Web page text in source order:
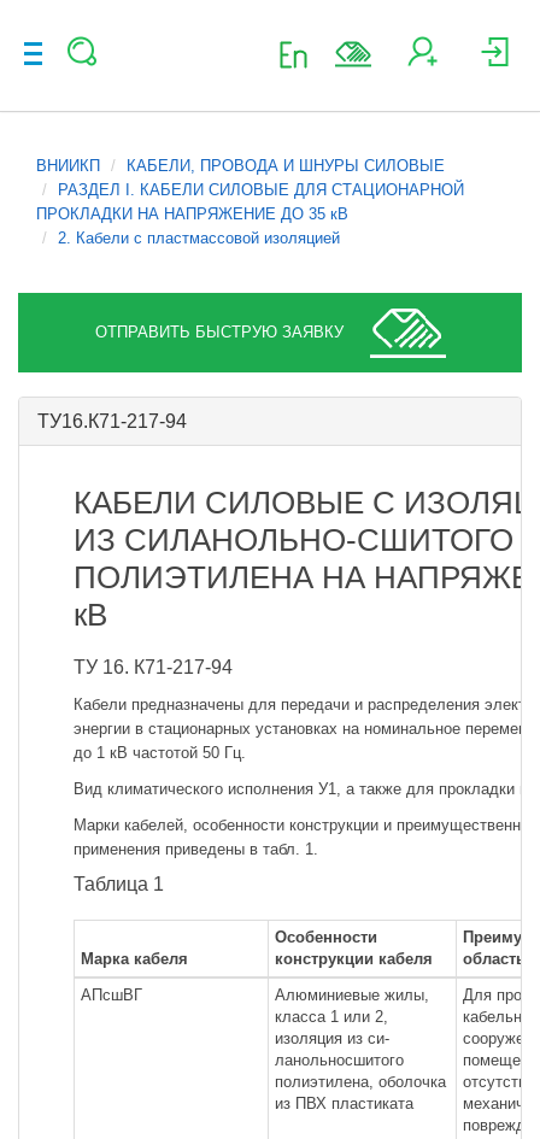
ВНИИКП
КАБЕЛИ, ПРОВОДА И ШНУРЫ СИЛОВЫЕ
РАЗДЕЛ I. КАБЕЛИ СИЛОВЫЕ ДЛЯ СТАЦИОНАРНОЙ
ПРОКЛАДКИ НА НАПРЯЖЕНИЕ ДО 35 кВ
2. Кабели с пластмассовой изоляцией
ОТПРАВИТЬ БЫСТРУЮ ЗАЯВКУ
ТУ16.К71-217-94
КАБЕЛИ СИЛОВЫЕ С
ИЗ СИЛАНОЛЬНО-СШИТОГО
ПОЛИЭТИЛЕНА НА
кВ
ТУ 16. К71-217-94
Кабели предназначены для передачи и распределения
энергии в стационарных установках на номинальное
до 1 кВ частотой 50 Гц.
Вид климатического исполнения У1, а также для прокладки в
Марки кабелей, особенности конструкции и
применения приведены в табл. 1.
Таблица 1
Марка кабеля
Особенности
конструкции кабеля
область
АПсшВГ
Алюминиевые жилы,
класса 1 или 2,
изоляция из си-
ланольносшитого
полиэтилена, оболочка
из ПВХ пластиката
Для
кабельных